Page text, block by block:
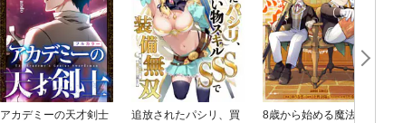
アカデミーの天才剣士
追放されたパシリ、買
8歳から始める魔法学